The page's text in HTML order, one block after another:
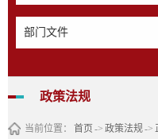
部门文件
政策法规
当前位置： 首页 -> 政策法规->